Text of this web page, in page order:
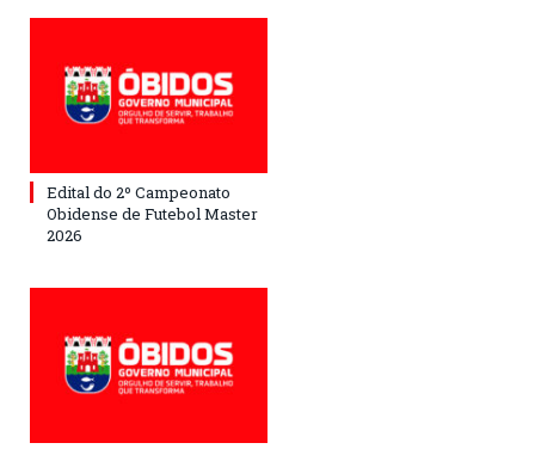
Edital do 2º Campeonato
Obidense de Futebol Master
2026